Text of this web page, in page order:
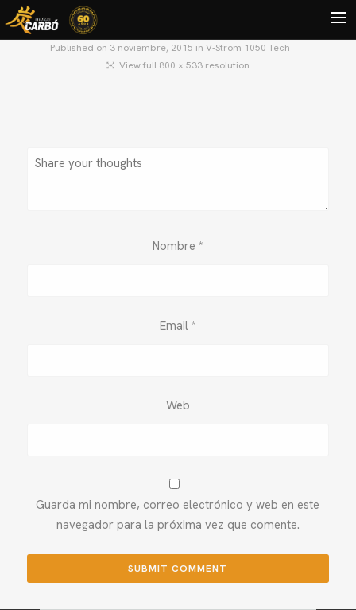
BLOG
Published on 3 noviembre, 2015 in V-Strom 1050 Tech
View full 800 × 533 resolution
Nombre *
Email *
Web
Guarda mi nombre, correo electrónico y web en este
navegador para la próxima vez que comente.